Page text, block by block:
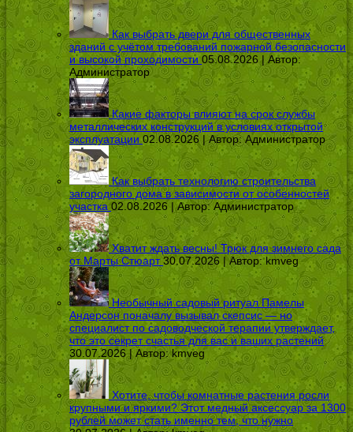
Как выбрать двери для общественных
зданий с учётом требований пожарной безопасности
и высокой проходимости 05.08.2026 | Автор:
Администратор
Какие факторы влияют на срок службы
металлических конструкций в условиях открытой
эксплуатации 02.08.2026 | Автор:Администратор
Как выбрать технологию строительства
загородного дома в зависимости от особенностей
участка 02.08.2026 | Автор:Администратор
Хватит ждать весны! Трюк для зимнего сада
от Марты Стюарт 30.07.2026 | Автор:kmveg
Необычный садовый ритуал Памелы
Андерсон поначалу вызывал скепсис — но
специалист по садоводческой терапии утверждает,
что это секрет счастья для вас и ваших растений
30.07.2026 | Автор:kmveg
Хотите, чтобы комнатные растения росли
крупными и яркими? Этот медный аксессуар за 1300
рублей может стать именно тем, что нужно